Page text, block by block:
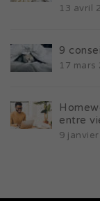
13 avril
9
17 mars
entre
9